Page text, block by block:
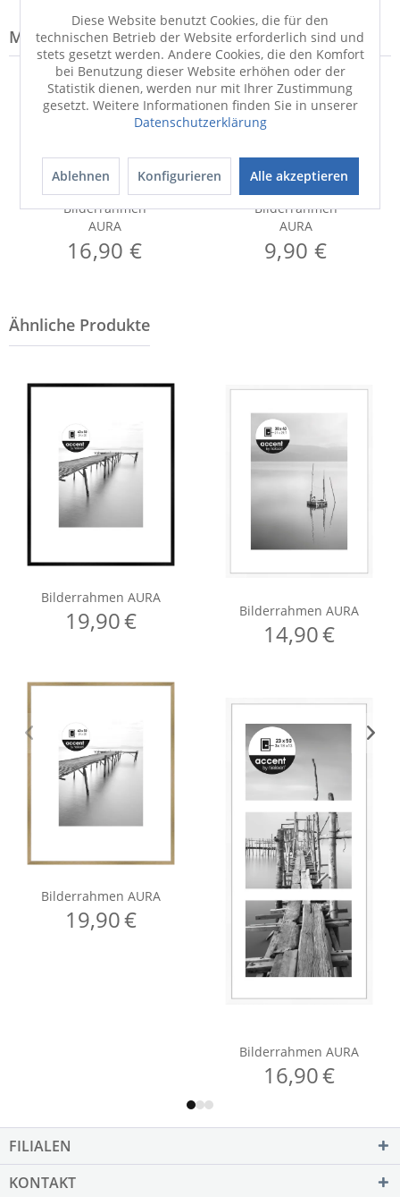
Modell-Familie: AURA
Bilderrahmen
AURA
16,90 €
Bilderrahmen
AURA
9,90 €
FILIALEN
KONTAKT
Diese Website benutzt Cookies, die für den
technischen Betrieb der Website erforderlich sind und
stets gesetzt werden. Andere Cookies, die den Komfort
bei Benutzung dieser Website erhöhen oder der
Statistik dienen, werden nur mit Ihrer Zustimmung
gesetzt. Weitere Informationen finden Sie in unserer
Datenschutzerklärung
Ablehnen Konfigurieren Alle akzeptieren